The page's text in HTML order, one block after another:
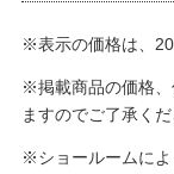
※表示の価格は、
※掲載商品の価格
ますのでご了承くだ
※ショールームに